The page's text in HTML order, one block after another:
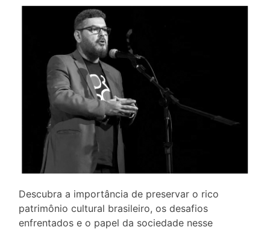
Descubra a importância de preservar o rico
patrimônio cultural brasileiro, os desafios
enfrentados e o papel da sociedade nesse